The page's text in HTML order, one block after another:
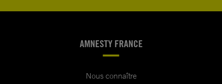
AMNESTY FRANCE
Nous connaître